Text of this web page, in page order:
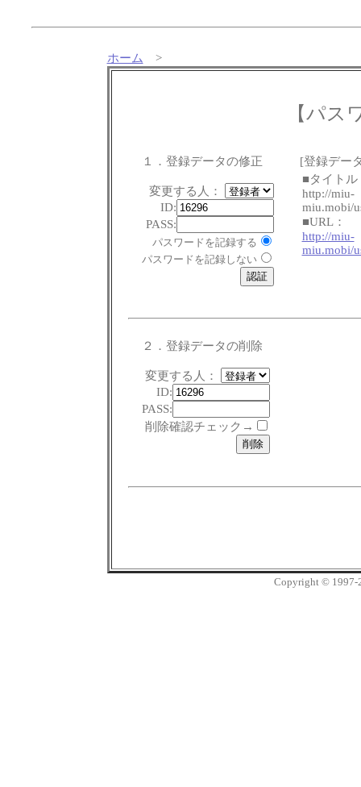
ホーム >
【パス
１．登録データの修正
変更する人：
ID:
PASS:
パスワードを記録する
パスワードを記録しない
[登録デー
■タイトル
http://miu-
miu.mobi/
■URL：
http://miu-
miu.mobi/
２．登録データの削除
変更する人：
ID:
PASS:
削除確認チェック→
Copyright © 1997-